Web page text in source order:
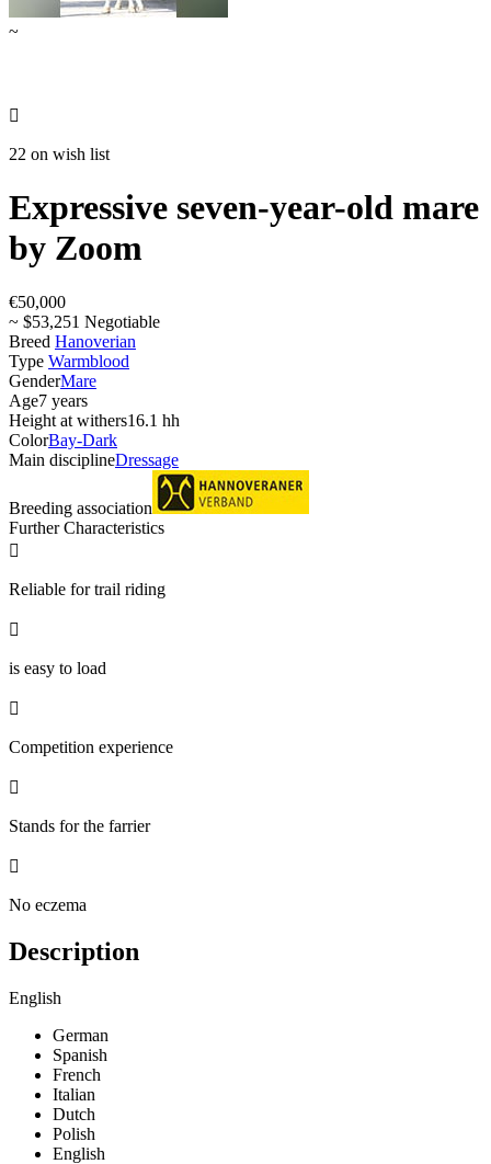
~

22 on wish list
Expressive seven-year-old mare
by Zoom
€50,000
~ $53,251 Negotiable
Breed Hanoverian
Type Warmblood
GenderMare
Age7 years
Height at withers16.1 hh
ColorBay-Dark
Main disciplineDressage
Breeding association
Further Characteristics

Reliable for trail riding

is easy to load

Competition experience

Stands for the farrier

No eczema
Description
English
German
Spanish
French
Italian
Dutch
Polish
English